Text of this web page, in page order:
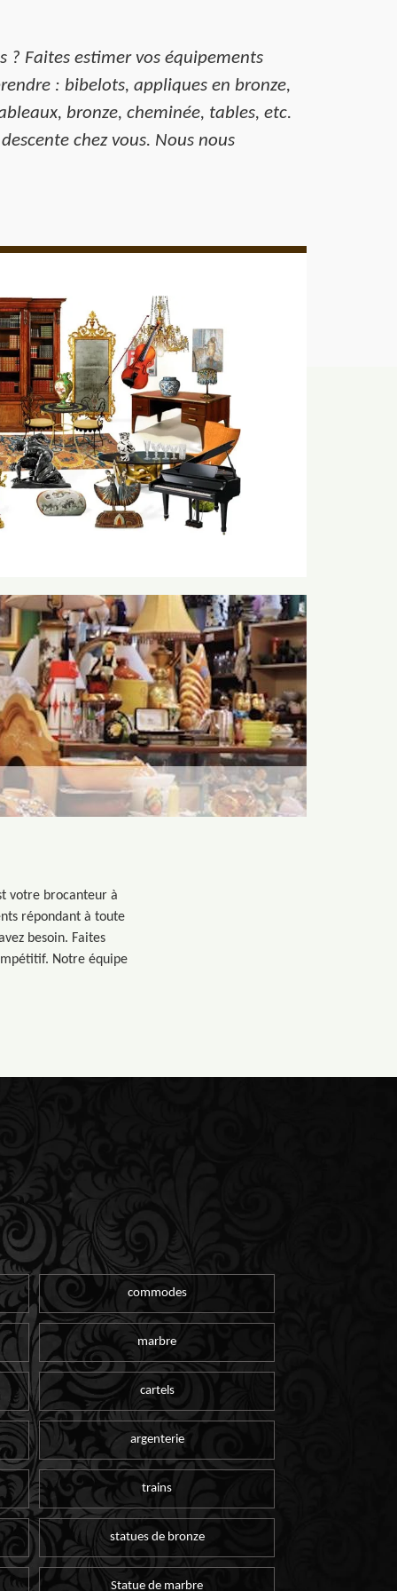
? Faites estimer vos équipements
: bibelots, appliques en bronze,
bronze, cheminée, tables, etc.
chez vous. Nous nous
votre brocanteur à
répondant à toute
besoin. Faites
Notre équipe
commodes
marbre
cartels
argenterie
trains
statues de bronze
Statue de marbre